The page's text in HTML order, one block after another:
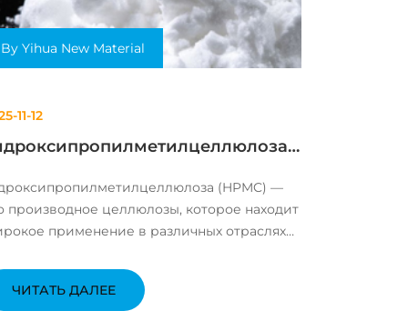
By Yihua New Material
11-12
(HPMC) —
производное целлюлозы, которое находит
применение в различных отраслях
свойствам, HPMC используется в
производстве, косметике и
ЧИТАТЬ ДАЛЕЕ